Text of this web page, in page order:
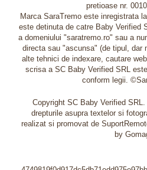
pretioase nr.
Marca SaraTremo este inregistrata
este detinuta de catre Baby Verified
a domeniului "saratremo.ro" sau a
directa sau "ascunsa" (de tipul, dar
alte tehnici de indexare, cautare
scrisa a SC Baby Verified SRL
conform legii.
Copyright SC Baby Verified
drepturile asupra textelor si
realizat si promovat de
by